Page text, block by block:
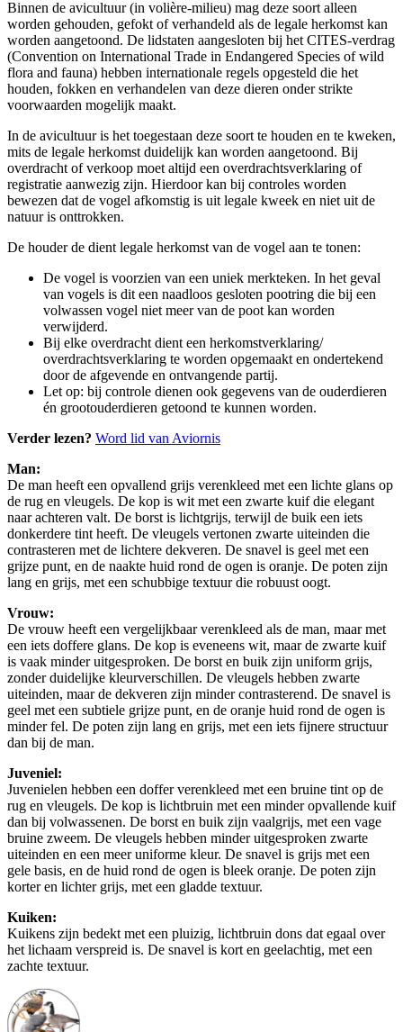
Binnen de avicultuur (in volière-milieu) mag deze soort alleen
worden gehouden, gefokt of verhandeld als de legale herkomst kan
worden aangetoond. De lidstaten aangesloten bij het CITES-verdrag
(Convention on International Trade in Endangered Species of wild
flora and fauna) hebben internationale regels opgesteld die het
houden, fokken en verhandelen van deze dieren onder strikte
voorwaarden mogelijk maakt.
In de avicultuur is het toegestaan deze soort te houden en te kweken,
mits de legale herkomst duidelijk kan worden aangetoond. Bij
overdracht of verkoop moet altijd een overdrachtsverklaring of
registratie aanwezig zijn. Hierdoor kan bij controles worden
bewezen dat de vogel afkomstig is uit legale kweek en niet uit de
natuur is onttrokken.
De houder de dient legale herkomst van de vogel aan te tonen:
De vogel is voorzien van een uniek merkteken. In het geval
van vogels is dit een naadloos gesloten pootring die bij een
volwassen vogel niet meer van de poot kan worden
verwijderd.
Bij elke overdracht dient een herkomstverklaring/
overdrachtsverklaring te worden opgemaakt en ondertekend
door de afgevende en ontvangende partij.
Let op: bij controle dienen ook gegevens van de ouderdieren
én grootouderdieren getoond te kunnen worden.
Verder lezen? Word lid van Aviornis
Man:
De man heeft een opvallend grijs verenkleed met een lichte glans op
de rug en vleugels. De kop is wit met een zwarte kuif die elegant
naar achteren valt. De borst is lichtgrijs, terwijl de buik een iets
donkerdere tint heeft. De vleugels vertonen zwarte uiteinden die
contrasteren met de lichtere dekveren. De snavel is geel met een
grijze punt, en de naakte huid rond de ogen is oranje. De poten zijn
lang en grijs, met een schubbige textuur die robuust oogt.
Vrouw:
De vrouw heeft een vergelijkbaar verenkleed als de man, maar met
een iets doffere glans. De kop is eveneens wit, maar de zwarte kuif
is vaak minder uitgesproken. De borst en buik zijn uniform grijs,
zonder duidelijke kleurverschillen. De vleugels hebben zwarte
uiteinden, maar de dekveren zijn minder contrasterend. De snavel is
geel met een subtiele grijze punt, en de oranje huid rond de ogen is
minder fel. De poten zijn lang en grijs, met een iets fijnere structuur
dan bij de man.
Juveniel:
Juvenielen hebben een doffer verenkleed met een bruine tint op de
rug en vleugels. De kop is lichtbruin met een minder opvallende kuif
dan bij volwassenen. De borst en buik zijn vaalgrijs, met een vage
bruine zweem. De vleugels hebben minder uitgesproken zwarte
uiteinden en een meer uniforme kleur. De snavel is grijs met een
gele basis, en de huid rond de ogen is bleek oranje. De poten zijn
korter en lichter grijs, met een gladde textuur.
Kuiken:
Kuikens zijn bedekt met een pluizig, lichtbruin dons dat egaal over
het lichaam verspreid is. De snavel is kort en geelachtig, met een
zachte textuur.